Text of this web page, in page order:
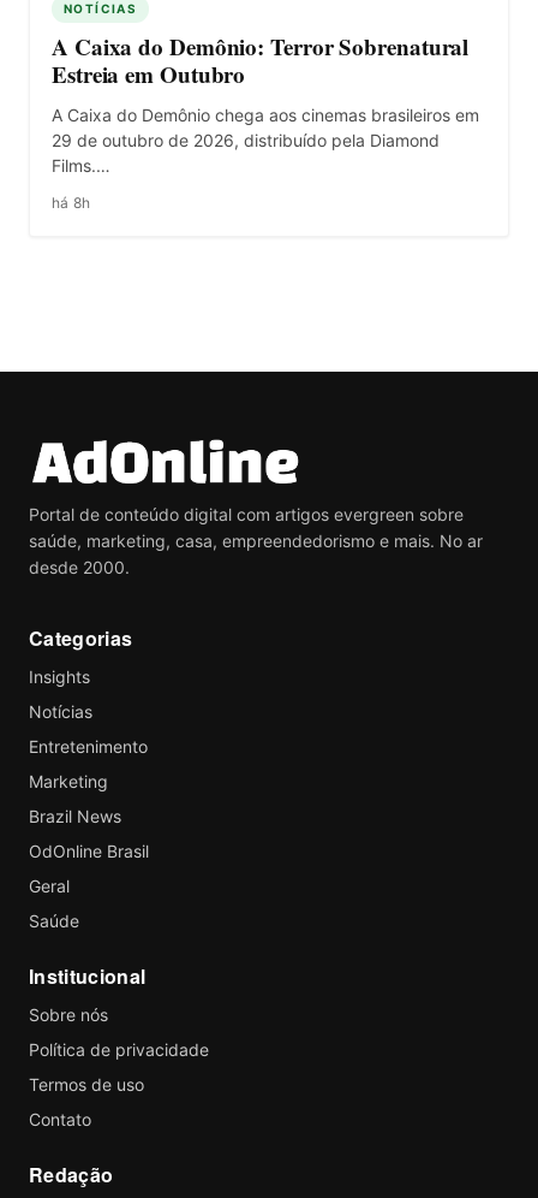
NOTÍCIAS
A Caixa do Demônio: Terror Sobrenatural
Estreia em Outubro
A Caixa do Demônio chega aos cinemas brasileiros em
29 de outubro de 2026, distribuído pela Diamond
Films.…
há 8h
Portal de conteúdo digital com artigos evergreen sobre
saúde, marketing, casa, empreendedorismo e mais. No ar
desde 2000.
Categorias
Insights
Notícias
Entretenimento
Marketing
Brazil News
OdOnline Brasil
Geral
Saúde
Institucional
Sobre nós
Política de privacidade
Termos de uso
Contato
Redação